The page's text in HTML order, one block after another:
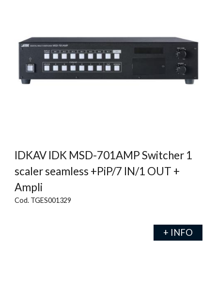
IDKAV IDK MSD-701AMP Switcher 1
scaler seamless +PiP/7 IN/1 OUT +
Ampli
Cod. TGES001329
+ INFO